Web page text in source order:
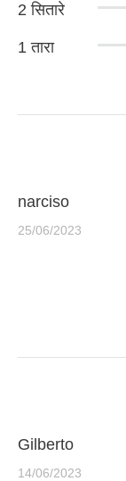
2 सितारे
1 तारा
narciso
25/06/2023
Gilberto
14/06/2023